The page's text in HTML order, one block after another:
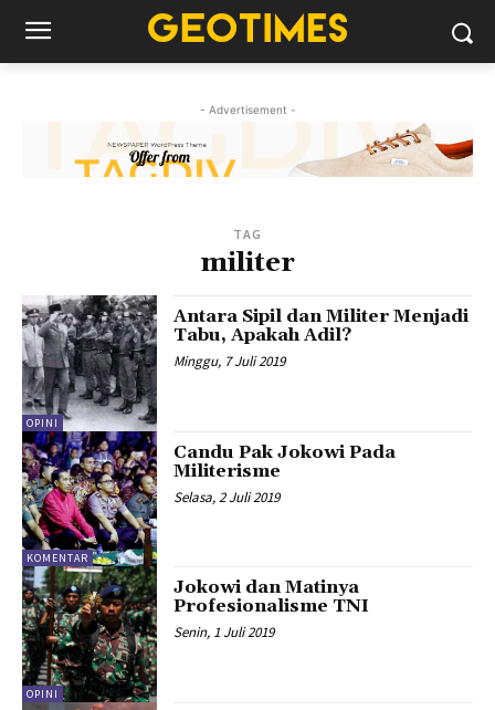
- Advertisement -
TAG
militer
OPINI
Antara Sipil dan Militer Menjadi
Tabu, Apakah Adil?
Minggu, 7 Juli 2019
KOMENTAR
Candu Pak Jokowi Pada
Militerisme
Selasa, 2 Juli 2019
OPINI
Jokowi dan Matinya
Profesionalisme TNI
Senin, 1 Juli 2019